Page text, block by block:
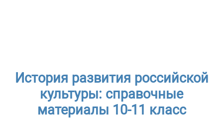
История развития российской
культуры: справочные
материалы 10-11 класс